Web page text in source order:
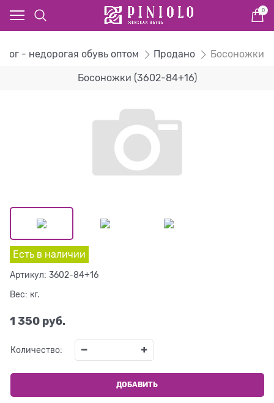
0
- недорогая обувь оптом Продано Босоножки
Босоножки (3602-84+16)
Есть в наличии
Артикул: 3602-84+16
Вес: кг.
1 350 руб.
Количество:
ДОБАВИТЬ